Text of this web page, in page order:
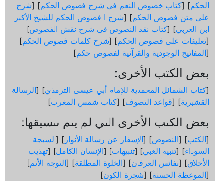
الحكم] [كتاب خصوص النعم فى شرح فصوص الحكم] [شرح
على متن فصوص الحكم] [شرح ا فصوص الحكم للشيخ الأكبر
ابن العربي] [كتاب نقد النصوص فى شرح نقش الفصوص]
[تعليقات على فصوص الحكم] [شرح كلمات فصوص الحكم]
[المفاتيح الوجودية والقرآنیة لفصوص حكم]
بعض الكتب الأخرى:
[كتاب الشمائل المحمدية للإمام أبي عيسى الترمذي] [الرسالة
القشيرية] [قواعد التصوف] [كتاب شمس المغرب]
بعض الكتب الأخرى التي لم يتم تنسيقها:
[الكتب] [النصوص] [الإسفار عن رسالة الأنوار ] [السبجة
السوداء] [تنبيه الغبي] [تنبيهات] [الإنسان الكامل] [تهذيب
الأخلاق] [نفائس العرفان] [الخلوة المطلقة] [التوجه الأتم]
[الموعظة الحسنة] [شجرة الكون]